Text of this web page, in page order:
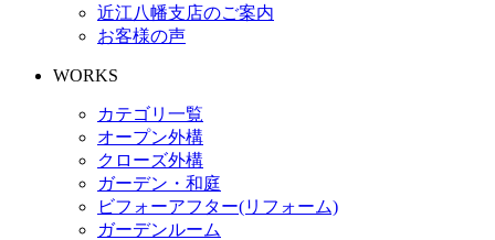
近江八幡支店のご案内
お客様の声
WORKS
カテゴリ一覧
オープン外構
クローズ外構
ガーデン・和庭
ビフォーアフター(リフォーム)
ガーデンルーム